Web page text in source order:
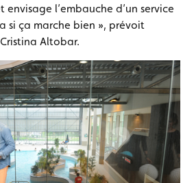
l’embauche d’un service
si ça marche bien », prévoit
Altobar.